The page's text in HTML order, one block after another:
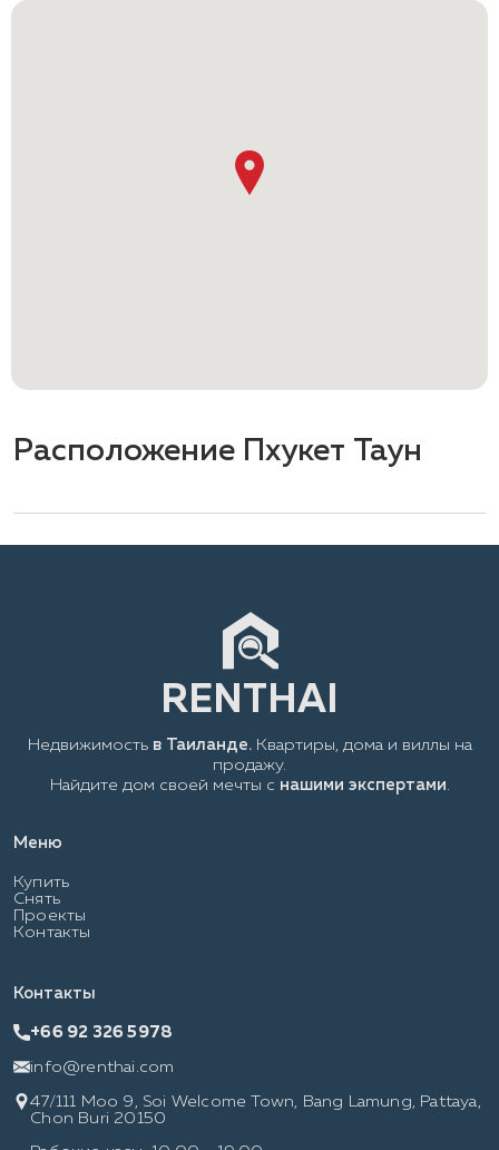
Расположение Пхукет Таун
Меню
Купить
Снять
Проекты
Контакты
Недвижимость в Таиланде.Квартиры, дома и виллы на
продажу.
Найдите дом своей мечты с нашими экспертами
Контакты
+66 92 326 5978
info@renthai.com
47/111 Moo 9, Soi Welcome Town, Bang Lamung, Pattaya,
Chon Buri 20150